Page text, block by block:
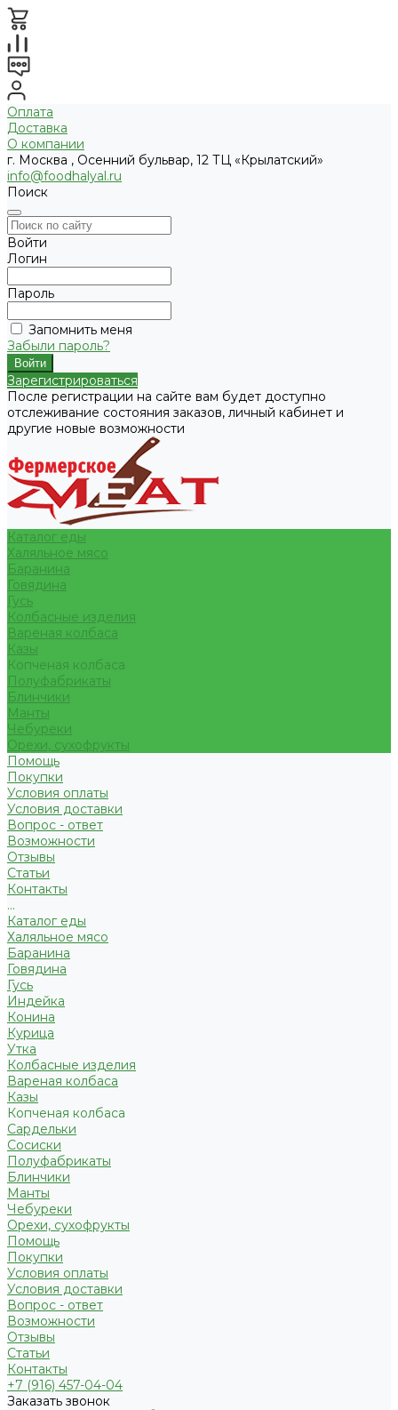
Оплата
Доставка
О компании
г. Москва , Осенний бульвар, 12 ТЦ «Крылатский»
info@foodhalyal.ru
Поиск
Войти
Логин
Пароль
Запомнить меня
Забыли пароль?
Зарегистрироваться
После регистрации на сайте вам будет доступно
отслеживание состояния заказов, личный кабинет и
другие новые возможности
Каталог еды
Халяльное мясо
Баранина
Говядина
Гусь
Колбасные изделия
Вареная колбаса
Казы
Копченая колбаса
Полуфабрикаты
Блинчики
Манты
Чебуреки
Орехи, сухофрукты
Помощь
Покупки
Условия оплаты
Условия доставки
Вопрос - ответ
Возможности
Отзывы
Статьи
Контакты
...
Каталог еды
Халяльное мясо
Баранина
Говядина
Гусь
Индейка
Конина
Курица
Утка
Колбасные изделия
Вареная колбаса
Казы
Копченая колбаса
Сардельки
Сосиски
Полуфабрикаты
Блинчики
Манты
Чебуреки
Орехи, сухофрукты
Помощь
Покупки
Условия оплаты
Условия доставки
Вопрос - ответ
Возможности
Отзывы
Статьи
Контакты
+7 (916) 457-04-04
Заказать звонок